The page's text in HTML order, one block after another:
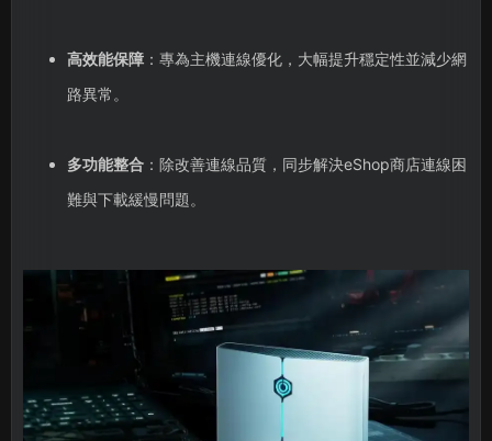
高效能保障：專為主機連線優化，大幅提升穩定性並減少網
路異常。
多功能整合：除改善連線品質，同步解決eShop商店連線困
難與下載緩慢問題。